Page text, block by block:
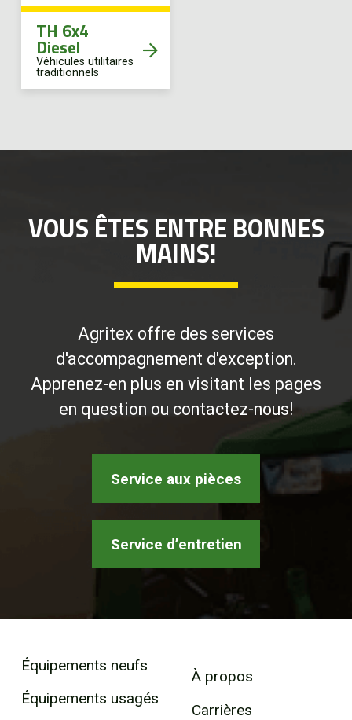
TH 6x4
Diesel
Véhicules utilitaires
traditionnels
VOUS ÊTES ENTRE BONNES
MAINS!
Agritex offre des services
d'accompagnement d'exception.
Apprenez-en plus en visitant les pages
en question ou contactez-nous!
Service aux pièces
Service d’entretien
Équipements neufs
Équipements usagés
À propos
Carrières